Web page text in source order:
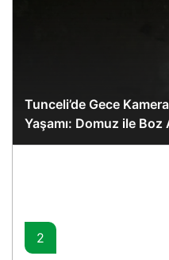
Tunceli’de Gece
Yaşamı: Domuz ile Boz
2